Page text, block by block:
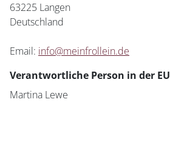
63225 Langen
Deutschland
Email: info@meinfrollein.de
Verantwortliche Person in der EU
Martina Lewe